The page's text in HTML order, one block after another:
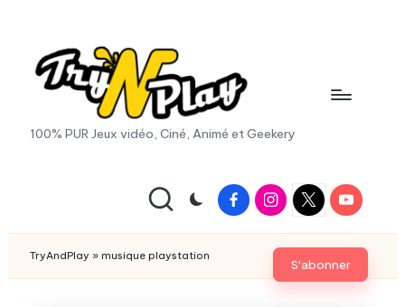
content
T
A
n
100% PUR Jeux vidéo, Ciné, Animé et Geekery
FacebookInstagram
X
|
Twitter
Youtube
S'abonner
TryAndPlay » musique playstation